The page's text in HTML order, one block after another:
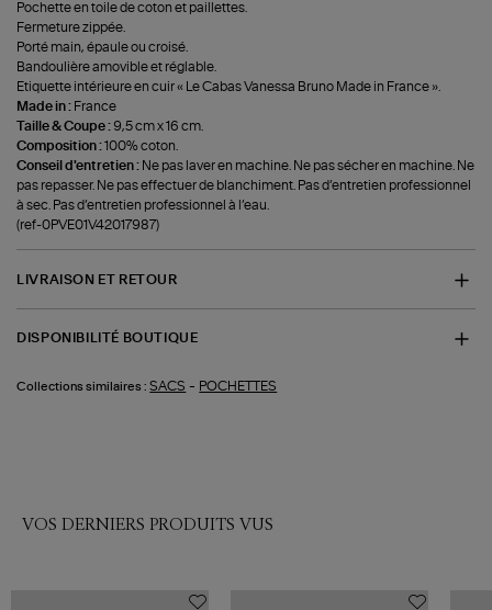
Pochette en toile de coton et paillettes.
Fermeture zippée.
Porté main, épaule ou croisé.
Bandoulière amovible et réglable.
Etiquette intérieure en cuir « Le Cabas Vanessa Bruno Made in France ».
Made in : France
Taille & Coupe : 9,5 cm x 16 cm.
Composition :100% coton.
Conseil d'entretien : Ne pas laver en machine. Ne pas sécher en machine. Ne
pas repasser. Ne pas effectuer de blanchiment. Pas d’entretien professionnel
à sec. Pas d’entretien professionnel à l’eau.
(ref-0PVE01V42017987)
LIVRAISON ET RETOUR
DISPONIBILITÉ BOUTIQUE
Collections similaires : SACS - POCHETTES
VOS DERNIERS PRODUITS VUS